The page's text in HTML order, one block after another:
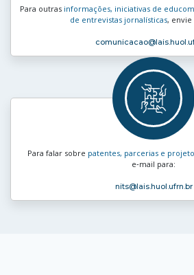
Para outras informações, iniciativas de
de entrevistas jornalísticas, envie
comunicacao
Para falar sobre patentes, parcerias e
e‑mail para:
nits@lais.huol.ufrn.br